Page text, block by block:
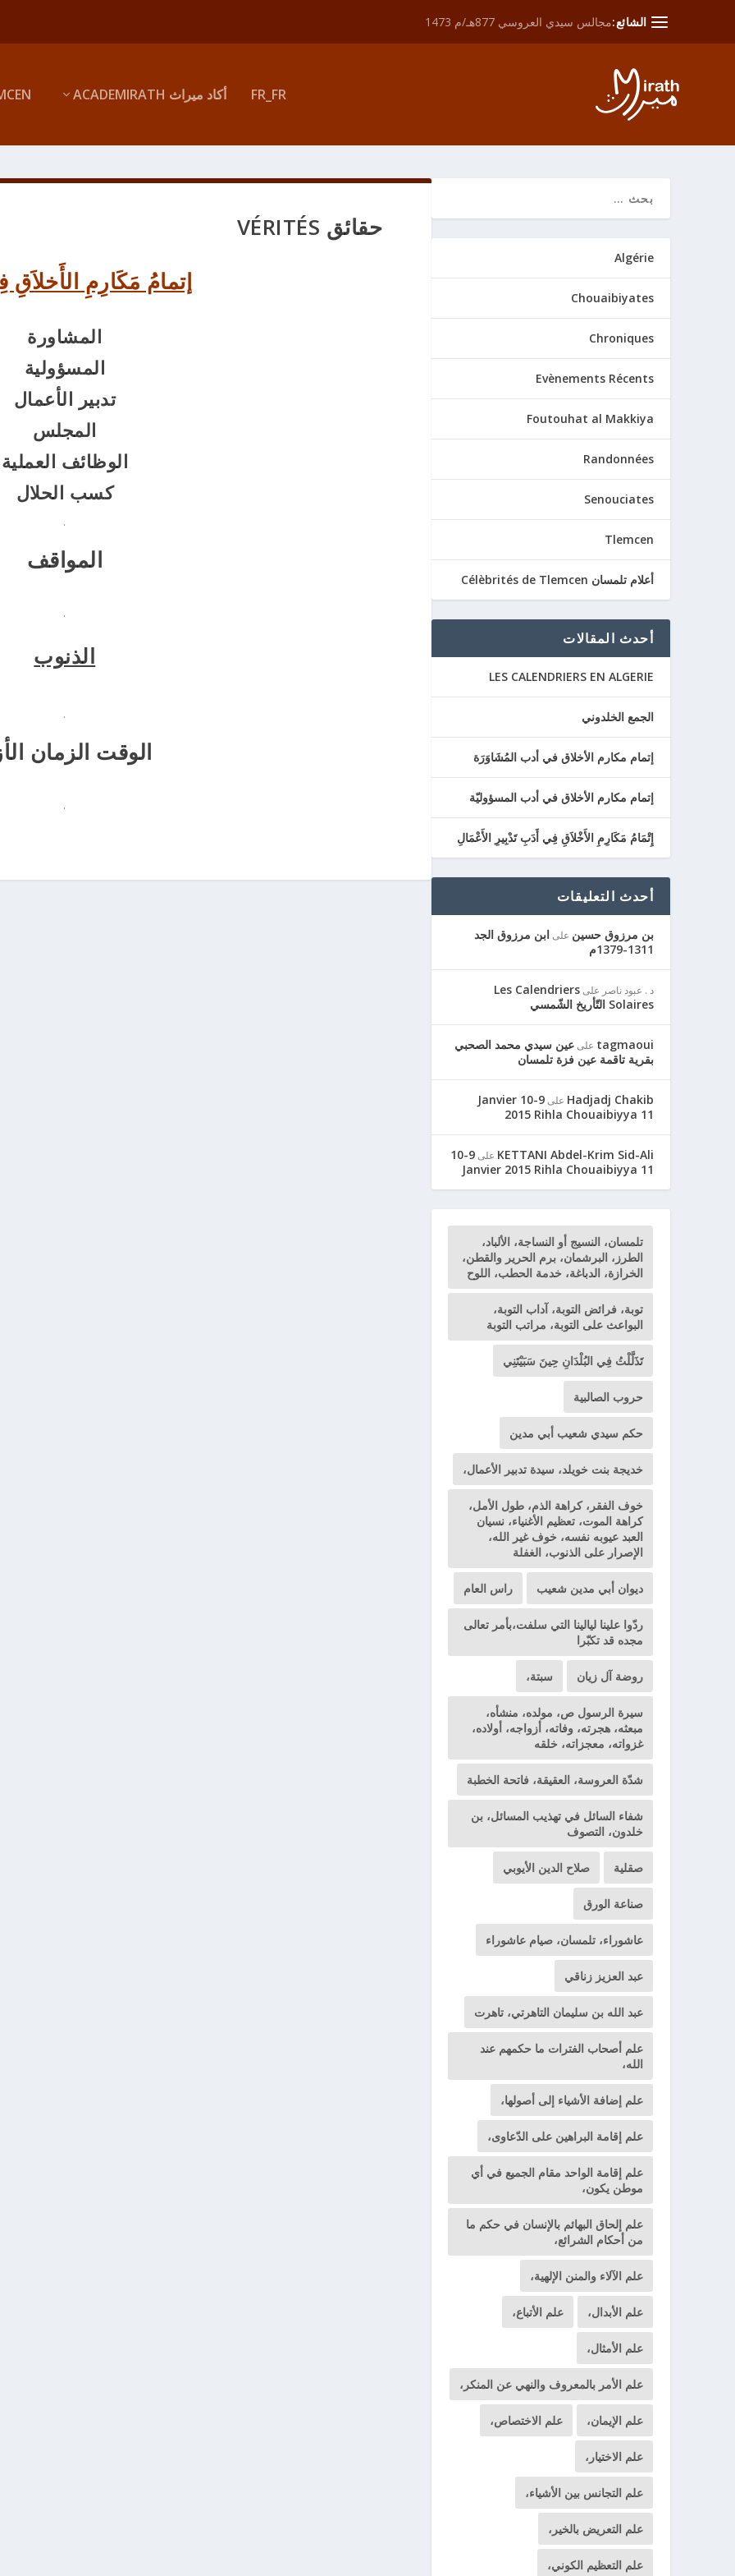
الشائع:مجالس سيدي العروسي 877هـ/م 1473
FR_FR أكاد ميراث ACADEMIRATH
حقائق VÉRITÉS
إتمامُ مَكَارِمِ
المشاورة
المسؤولية
تدبير الأعمال
المجلس
الوظائف العملية
كسب الحلال
.
المواقف
.
الذنوب
.
الوقت الزمان
.
Algérie
Chouaibiyates
Chroniques
Evènements Récents
Foutouhat al Makkiya
Randonnées
Senouciates
Tlemcen
أعلام تلمسان Célèbrités de Tlemcen
أحدث المقالات
LES CALENDRIERS EN ALGERIE
الجمع الخلدوني
إتمام مكارم الأخلاق في أدب المُشَاوَرَة
إتمام مكارم الأخلاق في أدب المسؤوليّة
إِتْمَامُ مَكَارِمِ الأَخْلاَقِ فِي أَدَبِ تَدْبِيرِ الأَعْمَالِ
أحدث التعليقات
بن مرزوق حسين علىابن مرزوق الجد
1311-1379م
د . عبود ناصر علىLes Calendriers
Solaires التّأريخ الشّمسي
tagmaoui علىعين سيدي محمد الصحبي
بقرية تاقمة عين فزة تلمسان
Hadjadj Chakib على
9-10 Janvier
2015 Rihla Chouaibiyya 11
KETTANI Abdel-Krim Sid-Ali على
9-10
Janvier 2015 Rihla Chouaibiyya 11
تلمسان، النسيج أو النساجة، الألباد،
الطرز، البرشمان، برم الحرير والقطن،
الخرازة، الدباغة، خدمة الحطب، اللوح
توبة، فرائض التوبة، آداب التوبة،
البواعث على التوبة، مراتب التوبة
تَذَلَّلْتُ فِي البُلْدَانِ حِينَ سَبَيْتَنِي
حروب الصالبية
حكم سيدي شعيب أبي مدين
خديجة بنت خويلد، سيدة تدبير الأعمال،
خوف الفقر، كراهة الذم، طول الأمل،
كراهة الموت، تعظيم الأغنياء، نسيان
العبد عيوبه نفسه، خوف غير الله،
الإصرار على الذنوب، الغفلة
ديوان أبي مدين شعيب راس العام
ردّوا علينا ليالينا التي سلفت،بأمر تعالى
مجده قد تكبّرا
روضة آل زيان سبتة،
سيرة الرسول ص، مولده، منشأه،
مبعثه، هجرته، وفاته، أزواجه، أولاده،
غزواته، معجزاته، خلقه
شدّة العروسة، العقيقة، فاتحة الخطبة
شفاء السائل في تهذيب المسائل، بن
خلدون، التصوف
صقلية صلاح الدين الأيوبي
صناعة الورق
عاشوراء، تلمسان، صيام عاشوراء
عبد العزيز زناقي
عبد الله بن سليمان التاهرتي، تاهرت
علم أصحاب الفترات ما حكمهم عند
الله،
علم إضافة الأشياء إلى أصولها،
علم إقامة البراهين على الدّعاوى،
علم إقامة الواحد مقام الجميع في أي
موطن يكون،
علم إلحاق البهائم بالإنسان في حكم ما
من أحكام الشرائع،
علم الآلاء والمنن الإلهية،
علم الأبدال، علم الأتباع،
علم الأمثال،
علم الأمر بالمعروف والنهي عن المنكر،
علم الإيمان، علم الاختصاص،
علم الاختيار،
علم التجانس بين الأشياء،
علم التعريض بالخير،
علم التعظيم الكوني،